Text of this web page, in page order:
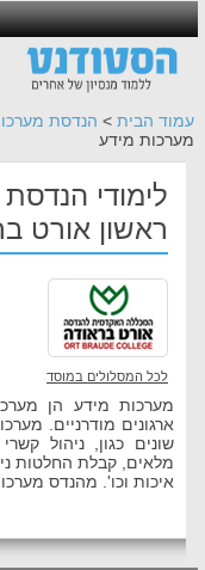
עמוד הבית > הנדסת
מערכות מידע
לימודי
ראשון אורט
לכל המסלולים במוסד
מערכות מידע הן
ארגונים מודרניים.
שונים כגון, ניהול
מלאים, קבלת החלטות
איכות וכו'. מהנדס